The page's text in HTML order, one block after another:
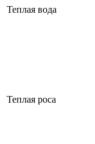
Теплая вода
Теплая роса